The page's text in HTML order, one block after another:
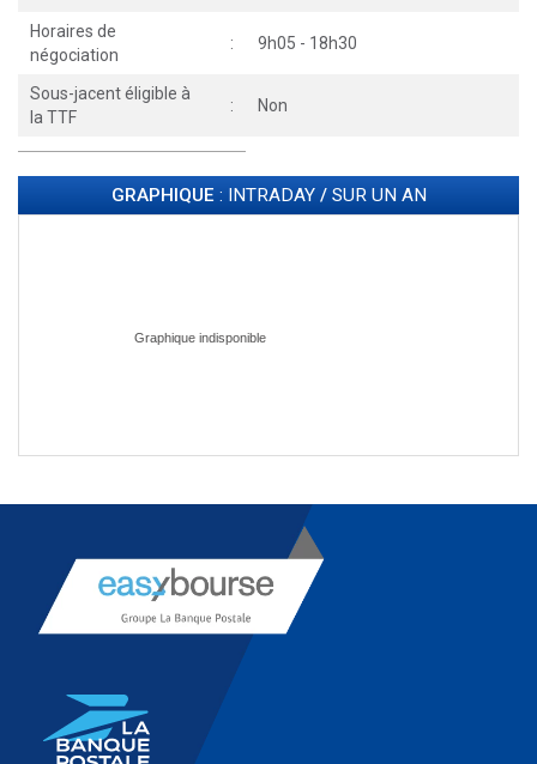
Horaires de
négociation
: 9h05 - 18h30
Sous-jacent éligible à
la TTF
: Non
GRAPHIQUE : INTRADAY/ SUR UN AN